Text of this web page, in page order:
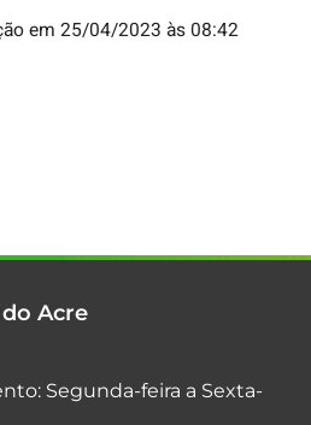
em 25/04/2023 às 08:42
Acre
Segunda-feira a Sexta-